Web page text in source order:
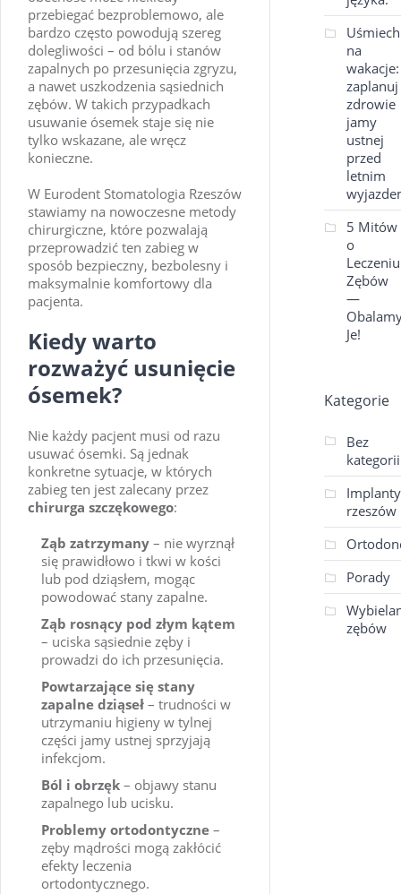
przebiegać bezproblemowo, ale
bardzo często powodują szereg
dolegliwości – od bólu i stanów
zapalnych po przesunięcia zgryzu,
a nawet uszkodzenia sąsiednich
zębów. W takich przypadkach
usuwanie ósemek staje się nie
tylko wskazane, ale wręcz
konieczne.
W Eurodent Stomatologia Rzeszów
stawiamy na nowoczesne metody
chirurgiczne, które pozwalają
przeprowadzić ten zabieg w
sposób bezpieczny, bezbolesny i
maksymalnie komfortowy dla
pacjenta.
Kiedy warto
rozważyć usunięcie
ósemek?
Nie każdy pacjent musi od razu
usuwać ósemki. Są jednak
konkretne sytuacje, w których
zabieg ten jest zalecany przez
chirurga szczękowego:
Ząb zatrzymany – nie wyrznął
się prawidłowo i tkwi w kości
lub pod dziąsłem, mogąc
powodować stany zapalne.
Ząb rosnący pod złym kątem
– uciska sąsiednie zęby i
prowadzi do ich przesunięcia.
Powtarzające się stany
zapalne dziąseł – trudności w
utrzymaniu higieny w tylnej
części jamy ustnej sprzyjają
infekcjom.
Ból i obrzęk – objawy stanu
zapalnego lub ucisku.
Problemy ortodontyczne –
zęby mądrości mogą zakłócić
efekty leczenia
ortodontycznego.
Uśmiech
na
wakacje:
zaplanuj
zdrowie
jamy
ustnej
przed
letnim
5 Mitów
o
Leczeniu
Zębów
—
Je!
Kategorie
Bez
kategorii
Implanty
rzeszów
Porady
zębów